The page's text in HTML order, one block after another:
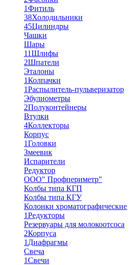
1Фитиль
38Холодильники
45Цилиндры
Чашки
Шары
11Шлифы
2Шпатели
Эталоны
1Колпачки
1Распылитель-пульверизатор
Эбулиометры
2Полуконтейнеры
Втулки
4Коллекторы
Корпус
1Головки
Змеевик
Испарители
Редуктор
ООО" Профпериметр"
Колбы типа КГП
Колбы типа КГУ
Колонки хроматографические
1Редукторы
Резервуары для молокоотсоса
2Корпуса
1 Диафрагмы
Свеча
1Свечи